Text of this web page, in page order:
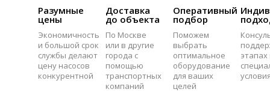
Разумные
цены
Экономичность
и большой срок
службы делают
цену насосов
конкурентной
Доставка
до объекта
По Москве
или в другие
города с
помощью
транспортных
компаний
Оперативный
подбор
Поможем
выбрать
оптимальное
оборудование
для ваших
целей
этапах